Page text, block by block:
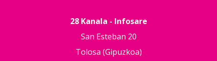
28 Kanala - Infosare
San Esteban 20
Tolosa (Gipuzkoa)